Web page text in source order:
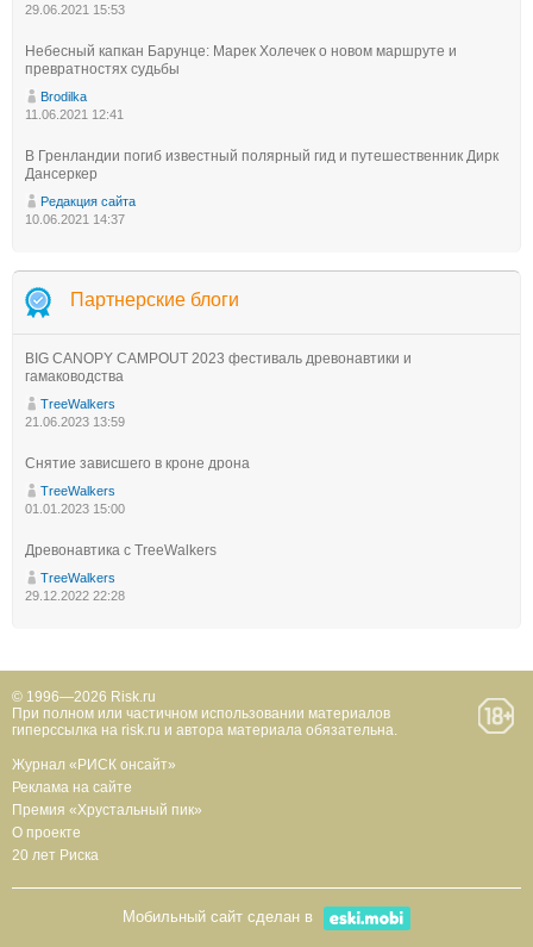
29.06.2021 15:53
Небесный капкан Барунце: Марек Холечек о новом маршруте и
превратностях судьбы
Brodilka
11.06.2021 12:41
В Гренландии погиб известный полярный гид и путешественник Дирк
Дансеркер
Редакция сайта
10.06.2021 14:37
Партнерские блоги
BIG CANOPY CAMPOUT 2023 фестиваль древонавтики и
гамаководства
TreeWalkers
21.06.2023 13:59
Снятие зависшего в кроне дрона
TreeWalkers
01.01.2023 15:00
Древонавтика с TreeWalkers
TreeWalkers
29.12.2022 22:28
© 1996—2026 Risk.ru
При полном или частичном использовании материалов
гиперссылка на risk.ru и автора материала обязательна.
Журнал «РИСК онсайт»
Реклама на сайте
Премия «Хрустальный пик»
О проекте
20 лет Риска
Мобильный сайт сделан в